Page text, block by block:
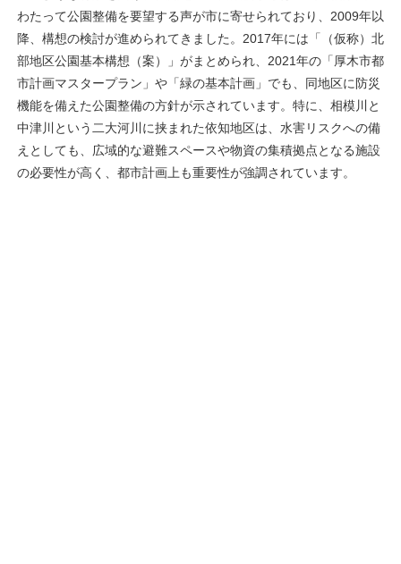
わたって公園整備を要望する声が市に寄せられており、2009年以
降、構想の検討が進められてきました。2017年には「（仮称）北
部地区公園基本構想（案）」がまとめられ、2021年の「厚木市都
市計画マスタープラン」や「緑の基本計画」でも、同地区に防災
機能を備えた公園整備の方針が示されています。特に、相模川と
中津川という二大河川に挟まれた依知地区は、水害リスクへの備
えとしても、広域的な避難スペースや物資の集積拠点となる施設
の必要性が高く、都市計画上も重要性が強調されています。